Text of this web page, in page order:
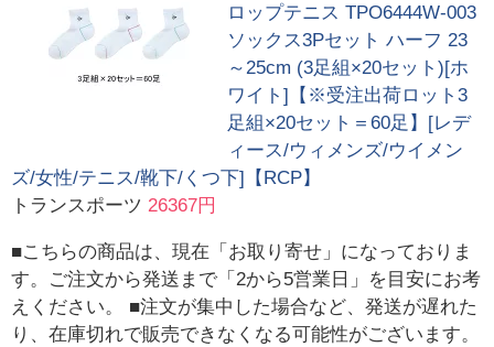
ロップテニス TPO6444W-003
ソックス3Pセット ハーフ 23
～25cm (3足組×20セット)[ホ
ワイト]【※受注出荷ロット3
足組×20セット＝60足】[レデ
ィース/ウィメンズ/ウイメン
ズ/女性/テニス/靴下/くつ下]【RCP】
トランスポーツ 26367円
■こちらの商品は、現在「お取り寄せ」になっておりま
す。ご注文から発送まで「2から5営業日」を目安にお考
えください。 ■注文が集中した場合など、発送が遅れた
り、在庫切れで販売できなくなる可能性がございます。